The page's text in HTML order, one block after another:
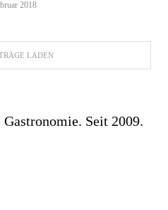
2018
LADEN
Seit 2009.